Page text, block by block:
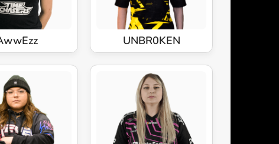
UNBR0KEN